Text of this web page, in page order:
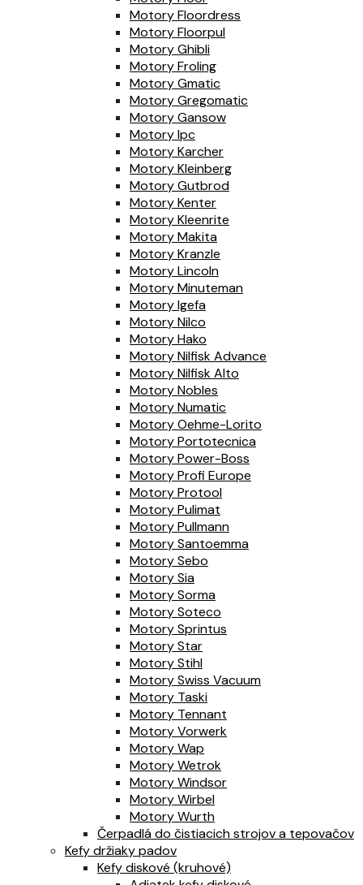
Motory Floordress
Motory Floorpul
Motory Ghibli
Motory Froling
Motory Gmatic
Motory Gregomatic
Motory Gansow
Motory Ipc
Motory Karcher
Motory Kleinberg
Motory Gutbrod
Motory Kenter
Motory Kleenrite
Motory Makita
Motory Kranzle
Motory Lincoln
Motory Minuteman
Motory Igefa
Motory Nilco
Motory Hako
Motory Nilfisk Advance
Motory Nilfisk Alto
Motory Nobles
Motory Numatic
Motory Oehme-Lorito
Motory Portotecnica
Motory Power-Boss
Motory Profi Europe
Motory Protool
Motory Pulimat
Motory Pullmann
Motory Santoemma
Motory Sebo
Motory Sia
Motory Sorma
Motory Soteco
Motory Sprintus
Motory Star
Motory Stihl
Motory Swiss Vacuum
Motory Taski
Motory Tennant
Motory Vorwerk
Motory Wap
Motory Wetrok
Motory Windsor
Motory Wirbel
Motory Wurth
Čerpadlá do čistiacich strojov a tepovačov
Kefy držiaky padov
Kefy diskové (kruhové)